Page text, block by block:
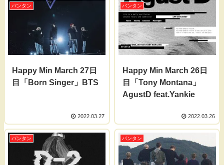
バンタン
Happy Min March 27日
目「Born Singer」BTS
2022.03.27
バンタン
Happy Min March 26日
目「Tony Montana」
AgustD feat.Yankie
2022.03.26
バンタン バンタン